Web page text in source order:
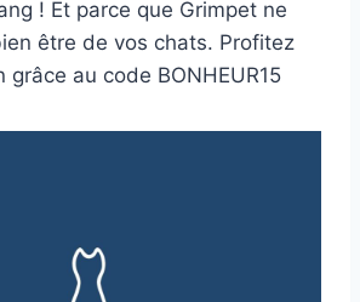
! Et parce que Grimpet ne
être de vos chats. Profitez
grâce au code BONHEUR15